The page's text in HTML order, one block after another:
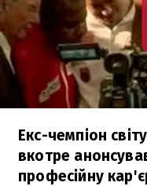
Екс-чемпіон
вкотре
професійну